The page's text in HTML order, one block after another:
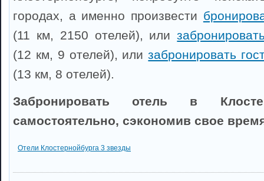
городах, а именно произвести
(11 км, 2150 отелей), или
(12 км, 9 отелей), илизабронировать
(13 км, 8 отелей).
Забронировать отель в
самостоятельно, сэкономив свое
Отели Клостернойбурга 3 звезды